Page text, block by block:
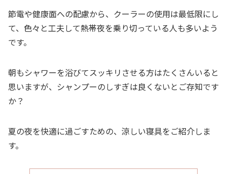
節電や健康面への配慮から、クーラーの使用は最低限にし
て、色々と工夫して熱帯夜を乗り切っている人も多いよう
です。
朝もシャワーを浴びてスッキリさせる方はたくさんいると
思いますが、シャンプーのしすぎは良くないとご存知です
か？
夏の夜を快適に過ごすための、涼しい寝具をご紹介しま
す。